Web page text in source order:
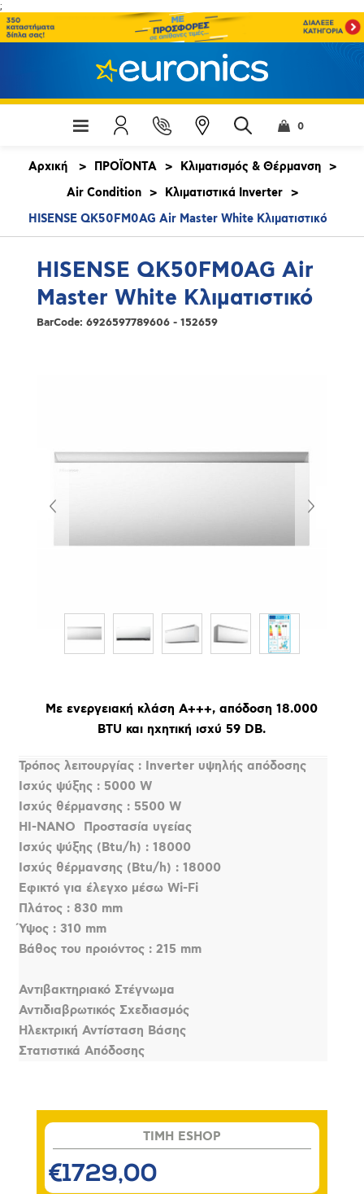
;
0
Αρχική > ΠΡΟΪΟΝΤΑ > Κλιματισμός & Θέρμανση >
Air Condition > Κλιματιστικά Inverter >
HISENSE QK50FM0AG Air Master White Κλιματιστικό
HISENSE QK50FM0AG Air
Master White Κλιματιστικό
BarCode: 6926597789606 - 152659
Με ενεργειακή κλάση Α+++, απόδοση 18.000
BTU και ηχητική ισχύ 59 DB.
Τρόπος λειτουργίας : Inverter υψηλής απόδοσης
Ισχύς ψύξης : 5000 W
Ισχύς θέρμανσης : 5500 W
HI-NANO  Προστασία υγείας
Ισχύς ψύξης (Btu/h) : 18000
Ισχύς θέρμανσης (Btu/h) : 18000
Εφικτό για έλεγχο μέσω Wi-Fi
Πλάτος : 830 mm
Ύψος : 310 mm
Βάθος του προιόντος : 215 mm
Αντιβακτηριακό Στέγνωμα
Αντιδιαβρωτικός Σχεδιασμός
Ηλεκτρική Αντίσταση Βάσης
Στατιστικά Απόδοσης
TIMH ESHOP
€1729,00